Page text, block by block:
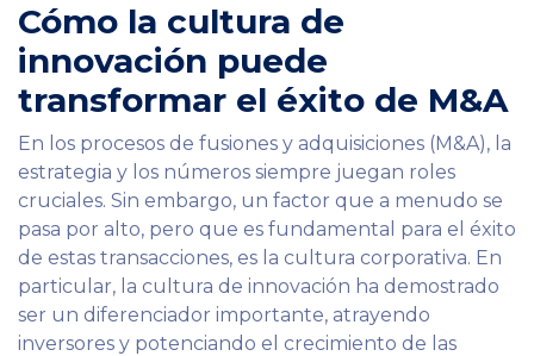
Cómo la cultura de
innovación puede
transformar el éxito de M&A
En los procesos de fusiones y adquisiciones (M&A), la
estrategia y los números siempre juegan roles
cruciales. Sin embargo, un factor que a menudo se
pasa por alto, pero que es fundamental para el éxito
de estas transacciones, es la cultura corporativa. En
particular, la cultura de innovación ha demostrado
ser un diferenciador importante, atrayendo
inversores y potenciando el crecimiento de las